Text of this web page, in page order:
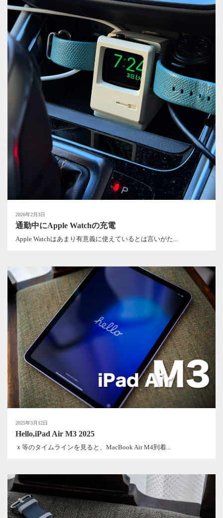
2026年2月3日
通勤中にApple Watchの充電
Apple Watchはあまり有意義に使えているとは言いがた...
2025年3月12日
Hello,iPad Air M3 2025
ｘ等のタイムラインを見ると、MacBook Air M4到着...